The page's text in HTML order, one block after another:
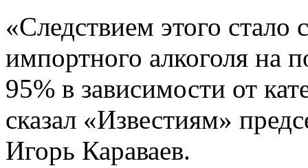
«Следствием этого стало
импортного алкоголя на
95% в зависимости от
сказал «Известиям»
Игорь Караваев.